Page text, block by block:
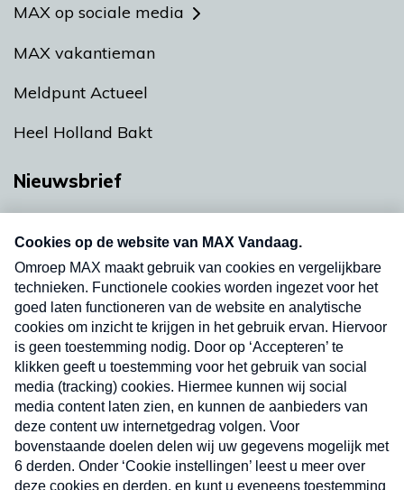
MAX op sociale media
MAX vakantieman
Meldpunt Actueel
Heel Holland Bakt
Nieuwsbrief
nieuwsbrief. Elke vrijdag- en dinsdagochtend in
uw mailbox.
Verzend
Nieuwsbrief